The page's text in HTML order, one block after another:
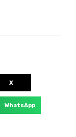
X
WhatsApp